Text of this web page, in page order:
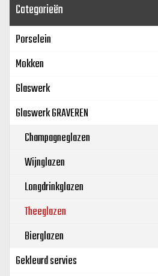
Categorieën
Porselein
Mokken
Glaswerk
Glaswerk GRAVEREN
Champagneglazen
Wijnglazen
Longdrinkglazen
Theeglazen
Bierglazen
Gekleurd servies